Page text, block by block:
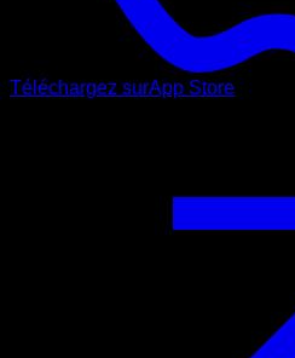
Téléchargez surApp Store